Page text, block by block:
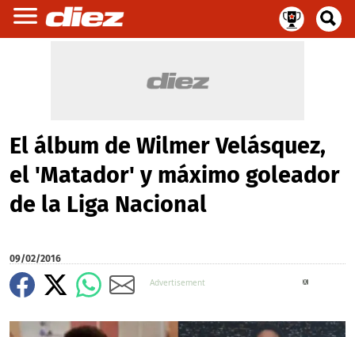
El álbum de Wilmer Velásquez,
el 'Matador' y máximo goleador
de la Liga Nacional
09/02/2016
X